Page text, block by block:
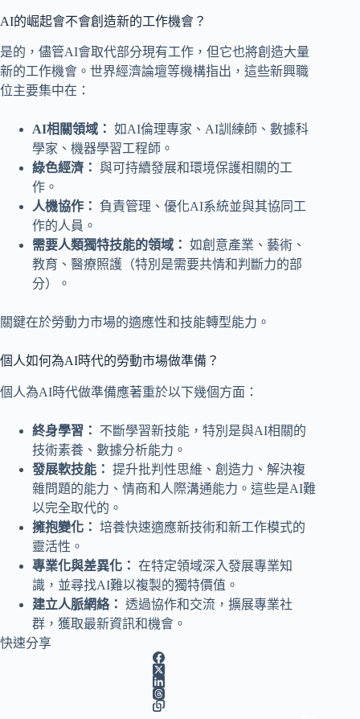
AI的崛起會不會創造新的工作機會？
是的，儘管AI會取代部分現有工作，但它也將創造大量
新的工作機會。世界經濟論壇等機構指出，這些新興職
位主要集中在：
AI相關領域： 如AI倫理專家、AI訓練師、數據科
學家、機器學習工程師。
綠色經濟： 與可持續發展和環境保護相關的工
作。
人機協作：
負責管理、優化AI系統並與其協同工
作的人員。
需要人類獨特技能的領域： 如創意產業、藝術、
教育、醫療照護（特別是需要共情和判斷力的部
分）。
關鍵在於勞動力市場的適應性和技能轉型能力。
個人如何為AI時代的勞動市場做準備？
個人為AI時代做準備應著重於以下幾個方面：
終身學習：
不斷學習新技能，特別是與AI相關的
技術素養、數據分析能力。
發展軟技能： 提升批判性思維、創造力、解決複
雜問題的能力、情商和人際溝通能力。這些是AI難
以完全取代的。
擁抱變化： 培養快速適應新技術和新工作模式的
靈活性。
專業化與差異化： 在特定領域深入發展專業知
識，並尋找AI難以複製的獨特價值。
建立人脈網絡： 透過協作和交流，擴展專業社
群，獲取最新資訊和機會。
快速分享